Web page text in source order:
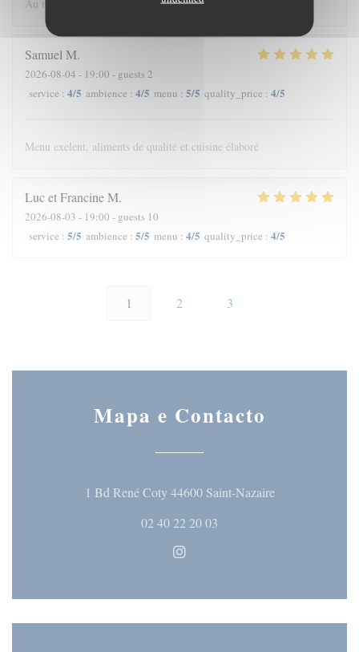
Au top comme chaque fois.
Samuel M
2026-08-04 - 19:00 - guests 2
service : 4/5 ambience : 4/5 menu : 5/5 quality_price : 4/5
Menu exelent, aliments de qualité et cuisine élaboré
Luc et FrancineM
2026-08-03 - 19:00 - guests 10
service : 5/5 ambience : 5/5 menu : 4/5 quality_price : 4/5
1 2 3
Mapa e Contacto
1 Bd René Coty 44600 Saint-Nazaire((abre numa
02 40 22 20 03
Instagram ((abre numa nova